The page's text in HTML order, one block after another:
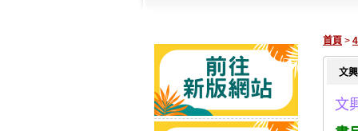
首頁 >
文
文